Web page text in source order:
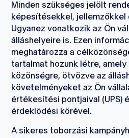
Minden szükséges jelölt
képesítésekkel, jellemzőkkel
Ugyanez vonatkozik az Ön
álláshelyeire is. Ezen
meghatározza a
tartalmat hozunk létre, amely
közönségre, ötvözve az
követelményeket az Ön
értékesítési pontjaival (UPS)
érdeklődési körével.
A sikeres toborzási